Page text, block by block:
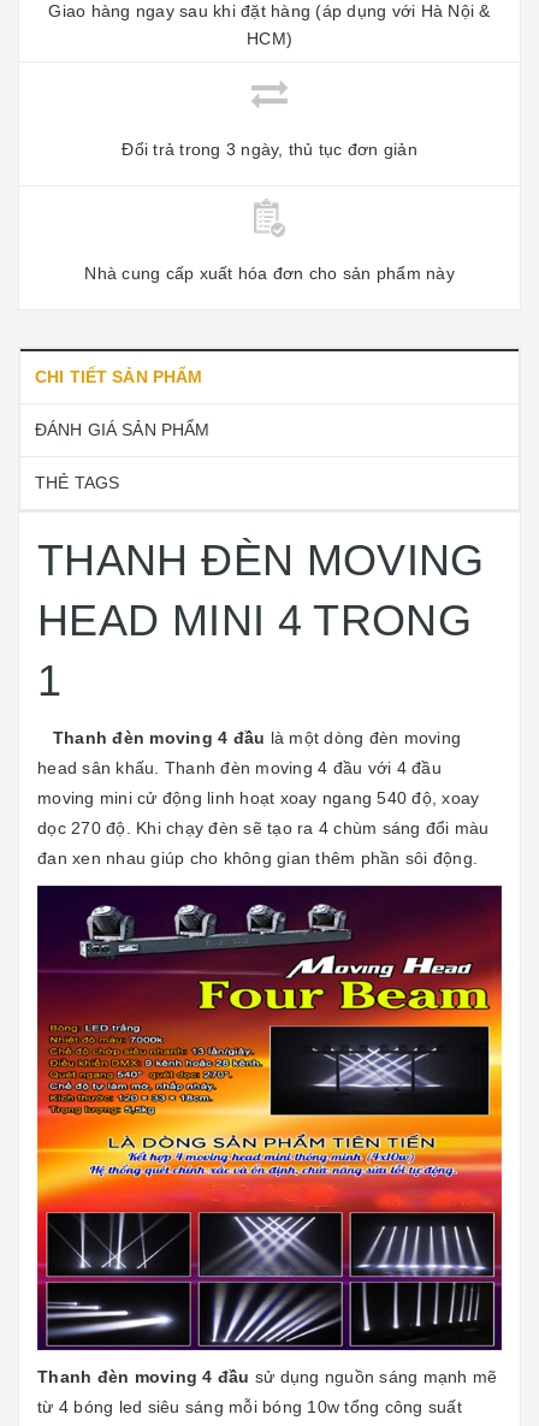
Giao hàng ngay sau khi đặt hàng (áp dụng với Hà Nội &
HCM)
Đổi trả trong 3 ngày, thủ tục đơn giản
Nhà cung cấp xuất hóa đơn cho sản phẩm này
CHI TIẾT SẢN PHẨM
ĐÁNH GIÁ SẢN PHẨM
THẺ TAGS
THANH ĐÈN MOVING
HEAD MINI 4 TRONG
1
Thanh đèn moving 4 đầu là một dòng đèn moving
headsân khấu. Thanh đèn moving 4 đầu với 4 đầu
moving mini cử động linh hoạt xoay ngang 540 độ, xoay
dọc 270 độ. Khi chạy đèn sẽ tạo ra 4 chùm sáng đổi màu
đan xen nhau giúp cho không gian thêm phần sôi động.
Thanh đèn moving 4 đầu sử dụng nguồn sáng mạnh mẽ
từ 4 bóng led siêu sáng mỗi bóng 10w tổng công suất